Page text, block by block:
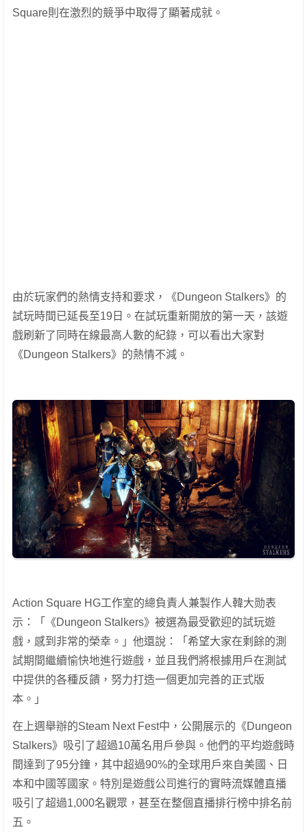
Square則在激烈的競爭中取得了顯著成就。
由於玩家們的熱情支持和要求，《Dungeon Stalkers》的
試玩時間已延長至19日。在試玩重新開放的第一天，該遊
戲刷新了同時在線最高人數的紀錄，可以看出大家對
《Dungeon Stalkers》的熱情不減。
Action Square HG工作室的總負責人兼製作人韓大勋表
示：「《Dungeon Stalkers》被選為最受歡迎的試玩遊
戲，感到非常的榮幸。」他還說：「希望大家在剩餘的測
試期間繼續愉快地進行遊戲，並且我們將根據用戶在測試
中提供的各種反饋，努力打造一個更加完善的正式版
本。」
在上週舉辦的Steam Next Fest中，公開展示的《Dungeon
Stalkers》吸引了超過10萬名用戶參與。他們的平均遊戲時
間達到了95分鐘，其中超過90%的全球用戶來自美國、日
本和中國等國家。特別是遊戲公司進行的實時流媒體直播
吸引了超過1,000名觀眾，甚至在整個直播排行榜中排名前
五。